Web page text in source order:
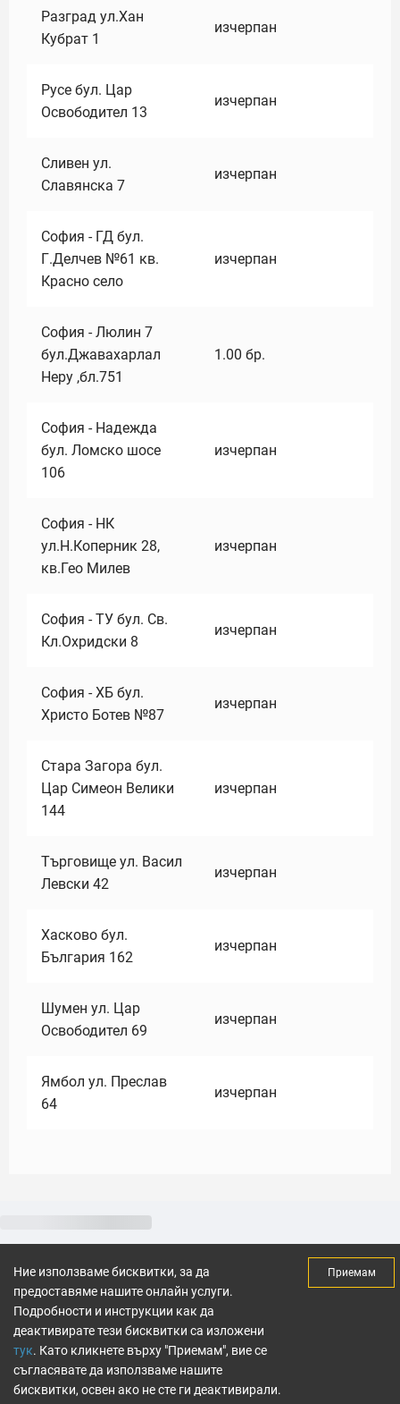
Разград ул.Хан
Кубрат 1
изчерпан
Русе бул. Цар
Освободител 13
изчерпан
Сливен ул.
Славянска 7
изчерпан
София - ГД бул.
Г.Делчев №61 кв.
Красно село
изчерпан
София - Люлин 7
бул.Джавахарлал
Неру ,бл.751
1.00 бр.
София - Надежда
бул. Ломско шосе
106
изчерпан
София - НК
ул.Н.Коперник 28,
кв.Гео Милев
изчерпан
София - ТУ бул. Св.
Кл.Охридски 8
изчерпан
София - ХБ бул.
Христо Ботев №87
изчерпан
Стара Загора бул.
Цар Симеон Велики
144
изчерпан
Търговище ул. Васил
Левски 42
изчерпан
Хасково бул.
България 162
изчерпан
Шумен ул. Цар
Освободител 69
изчерпан
Ямбол ул. Преслав
64
изчерпан
Ние използваме бисквитки, за да
предоставяме нашите онлайн услуги.
Подробности и инструкции как да
деактивирате тези бисквитки са изложени
тук. Като кликнете върху "Приемам", вие се
съгласявате да използваме нашите
бисквитки, освен ако не сте ги деактивирали.
Приемам